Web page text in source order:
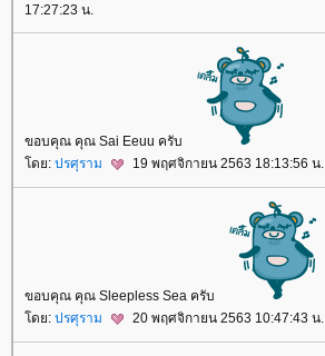
17:27:23 น.
ขอบคุณ คุณ Sai Eeuu ครับ
ดย: ปรศุราม 19 พฤศจิกายน 2563 18:13:56 น.
ขอบคุณ คุณ Sleepless Sea ครับ
ดย: ปรศุราม 20 พฤศจิกายน 2563 10:47:43 น.